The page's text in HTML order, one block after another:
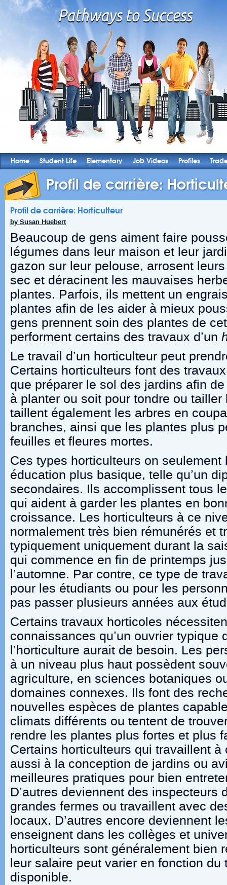
Home Student Life Elementary Job Videos Profiles
Profil de carrière:
Profil de carrière: Horticulteur
by Susan Huebert
Beaucoup de gens aiment faire
légumes dans leur maison et leur
gazon sur leur pelouse, arrosent
sec et déracinent les mauvaises
plantes. Parfois, ils mettent un
plantes afin de les aider à mieux
gens prennent soin des plantes de
performent certains des travaux d’un
Le travail d’un horticulteur peut
Certains horticulteurs font des
que préparer le sol des jardins afin
à planter ou soit pour tondre ou
taillent également les arbres en
branches, ainsi que les plantes plus
feuilles et fleures mortes.
Ces types horticulteurs on seulement
éducation plus basique, telle qu’un
secondaires. Ils accomplissent tous
qui aident à garder les plantes en
croissance. Les horticulteurs à ce
normalement très bien rémunérés et
typiquement uniquement durant la
qui commence en fin de printemps
l’automne. Par contre, ce type de
pour les étudiants ou pour les
pas passer plusieurs années aux
Certains travaux horticoles
connaissances qu’un ouvrier typique
l’horticulture aurait de besoin. Les
à un niveau plus haut possèdent
agriculture, en sciences botaniques
domaines connexes. Ils font des
nouvelles espèces de plantes
climats différents ou tentent de
rendre les plantes plus fortes et plus
Certains horticulteurs qui travaillent
aussi à la conception de jardins ou
meilleures pratiques pour bien
D’autres deviennent des inspecteurs
grandes fermes ou travaillent avec
locaux. D’autres encore deviennent
enseignent dans les collèges et
horticulteurs sont généralement bien
leur salaire peut varier en fonction
disponible.